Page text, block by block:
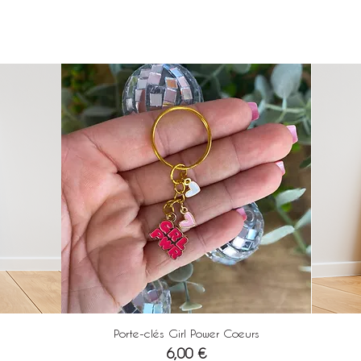
Porte-clés Girl Power Coeurs
Prix
6,00 €